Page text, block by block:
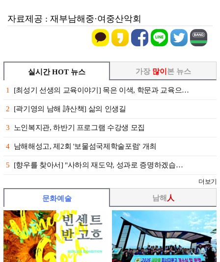
자료제공 : 재부남해중·여중산악회
실시간 HOT 뉴스
1 [최성기 선생의 교육이야기] 목은 이색, 학문과 교육으…
2 [곽기영의 남해 詩산책] 삶의 인생길
3 노인복지관, 하반기 프로그램 수강생 모집
4 남해해성고, 제2회 '보물섬국제학술포럼' 개최
5 [향우를 찾아서] "사하의 재도약, 성과로 증명하겠습…
더보기
가장 많이 본 뉴스
문화예술 남해 人